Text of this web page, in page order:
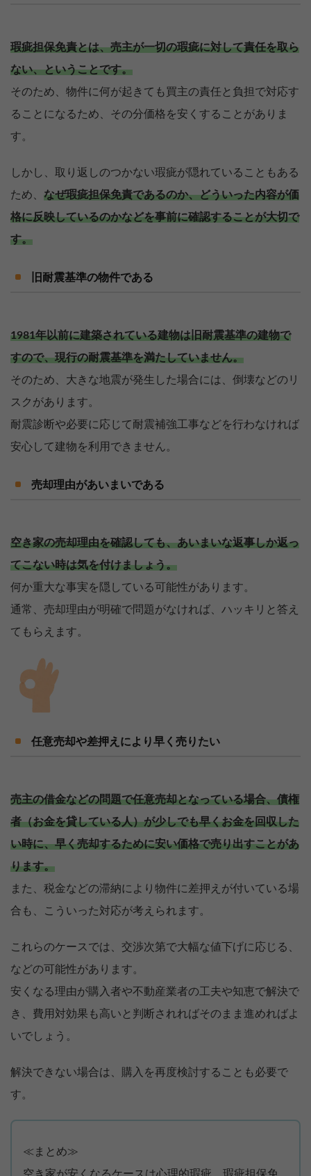
瑕疵担保免責とは、売主が一切の瑕疵に対して責任を取ら
ない、ということです。
そのため、物件に何が起きても買主の責任と負担で対応す
ることになるため、その分価格を安くすることがありま
す。
しかし、取り返しのつかない瑕疵が隠れていることもある
ため、 なぜ瑕疵担保免責であるのか、どういった内容が価
格に反映しているのかなどを事前に確認することが大切で
す。
旧耐震基準の物件である
1981年以前に建築されている建物は旧耐震基準の建物で
すので、現行の耐震基準を満たしていません。
そのため、大きな地震が発生した場合には、倒壊などのリ
スクがあります。
耐震診断や必要に応じて耐震補強工事などを行わなければ
安心して建物を利用できません。
売却理由があいまいである
空き家の売却理由を確認しても、あいまいな返事しか返っ
てこない時は気を付けましょう。
何か重大な事実を隠している可能性があります。
通常、売却理由が明確で問題がなければ、ハッキリと答え
てもらえます。
任意売却や差押えにより早く売りたい
売主の借金などの問題で任意売却となっている場合、債権
者（お金を貸している人）が少しでも早くお金を回収した
い時に、早く売却するために安い価格で売り出すことがあ
ります。
また、税金などの滞納により物件に差押えが付いている場
合も、こういった対応が考えられます。
これらのケースでは、交渉次第で大幅な値下げに応じる、
などの可能性があります。
安くなる理由が購入者や不動産業者の工夫や知恵で解決で
き、費用対効果も高いと判断されればそのまま進めればよ
いでしょう。
解決できない場合は、購入を再度検討することも必要で
す。
≪まとめ≫